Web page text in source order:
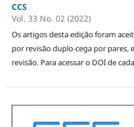
CCS
Vol. 33 No. 02 (2022)
Os artigos desta edição foram
por revisão duplo-cega por pares,
revisão. Para acessar o DOI de